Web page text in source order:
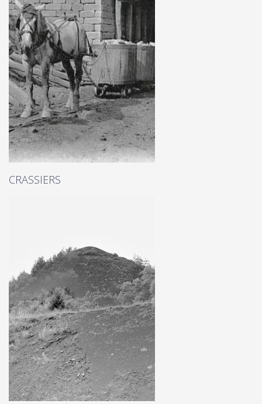
CRASSIERS